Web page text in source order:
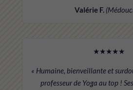
Valérie F.
★★★★★
« Humaine, bienveillante et
professeur de Yoga au top !